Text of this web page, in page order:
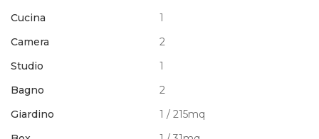
Cucina
1
Camera
2
Studio
1
Bagno
2
Giardino
1 / 215mq